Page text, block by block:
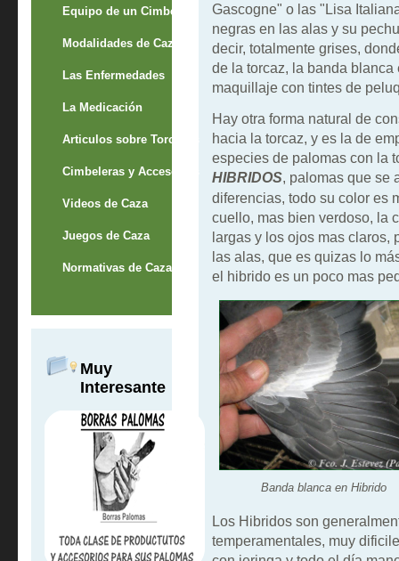
Equipo de un Cimbelero
Modalidades de Caza
Las Enfermedades
La Medicación
Articulos sobre Torcaces
Cimbeleras y Accesorios
Videos de Caza
Juegos de Caza
Normativas de Caza
Muy
Interesante
Gascogne" o las "Lisa
negras en las alas y su
decir, totalmente grises,
de la torcaz, la banda
maquillaje con tintes de
Hay otra forma natural de
hacia la torcaz, y es la de
especies de palomas con la
HIBRIDOS, palomas que se
diferencias, todo su color es
cuello, mas bien verdoso, la
largas y los ojos mas claros,
las alas, que es quizas lo
el hibrido es un poco mas
Banda blanca en Hibrido
Los Hibridos son
temperamentales, muy